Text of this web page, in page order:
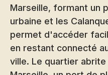
Marseille, formant un
urbaine et les
permet d'accéder
en restant connecté
ville. Le quartier